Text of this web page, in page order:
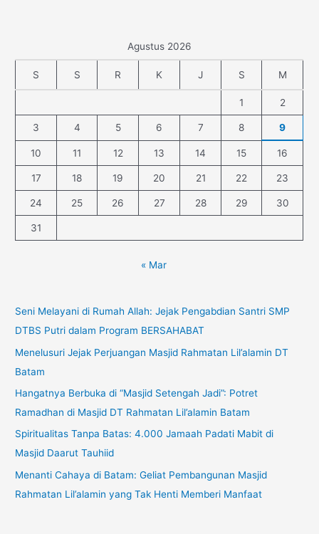
Agustus 2026
S S R K J S M
1 2
3 4 5 6 7 8 9
10 11 12 13 14 15 16
17 18 19 20 21 22 23
24 25 26 27 28 29 30
31
« Mar
Seni Melayani di Rumah Allah: Jejak Pengabdian Santri SMP
DTBS Putri dalam Program BERSAHABAT
Menelusuri Jejak Perjuangan Masjid Rahmatan Lil’alamin DT
Batam
Hangatnya Berbuka di “Masjid Setengah Jadi”: Potret
Ramadhan di Masjid DT Rahmatan Lil’alamin Batam
Spiritualitas Tanpa Batas: 4.000 Jamaah Padati Mabit di
Masjid Daarut Tauhiid
Menanti Cahaya di Batam: Geliat Pembangunan Masjid
Rahmatan Lil’alamin yang Tak Henti Memberi Manfaat